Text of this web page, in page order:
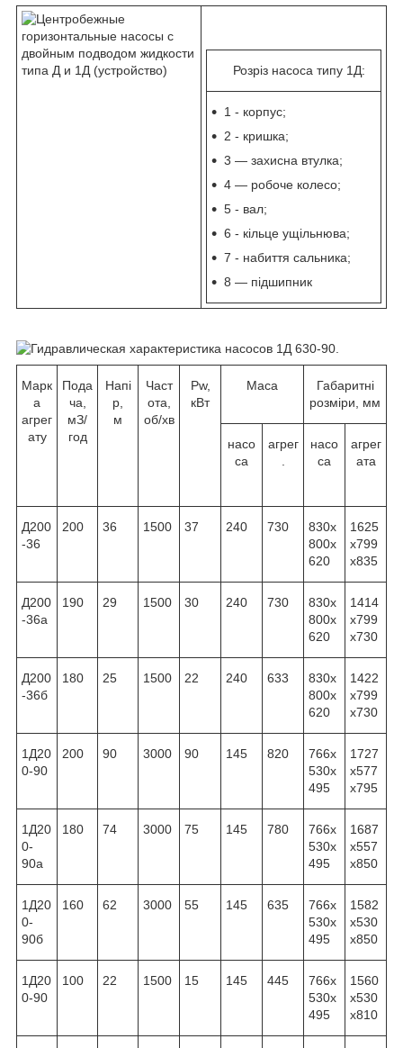
Розріз насоса типу 1Д:
1 - корпус;
2 - кришка;
3 — захисна втулка;
4 — робоче колесо;
5 - вал;
6 - кільце ущільнюва;
7 - набиття сальника;
8 — підшипник
Марк
а
агрег
ату
Пода
ча,
мЗ/
год
Напі
р,
м
Част
ота,
об/хв
Pw,
кВт
Маса
Габаритні
розміри, мм
насо
са
агрег
.
насо
са
агрег
ата
Д200
-36
200 36 1500 37 240 730
830x
800x
620
1625
x799
x835
Д200
-36а
190 29 1500 30 240 730
830x
800x
620
1414
x799
x730
Д200
-36б
180 25 1500 22 240 633
830x
800x
620
1422
x799
x730
1Д20
0-90
200 90 3000 90 145 820
766x
530x
495
1727
x577
x795
1Д20
0-
90а
180 74 3000 75 145 780
766x
530x
495
1687
x557
x850
1Д20
0-
90б
160 62 3000 55 145 635
766x
530x
495
1582
x530
x850
1Д20
0-90
100 22 1500 15 145 445
766x
530x
495
1560
x530
x810